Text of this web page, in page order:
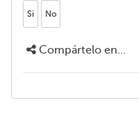
Si No
Compártelo en...